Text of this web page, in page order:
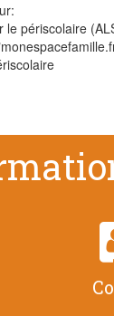
périscolaire